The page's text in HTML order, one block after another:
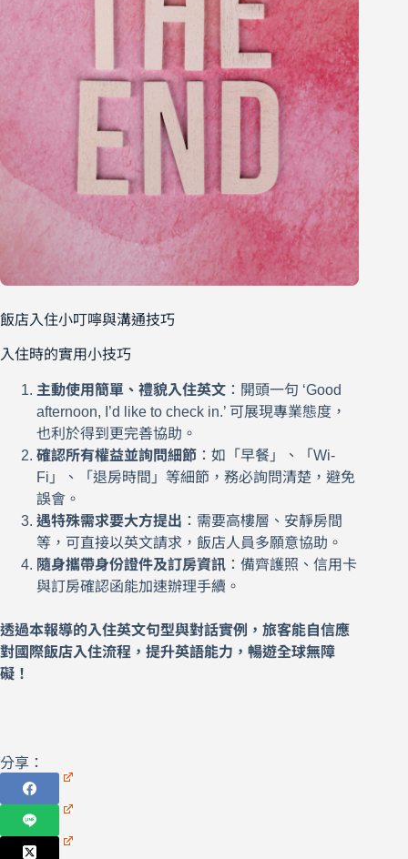
飯店入住小叮嚀與溝通技巧
入住時的實用小技巧
主動使用簡單、禮貌入住英文 ：開頭一句 ‘Good
afternoon, I’d like to check in.’ 可展現專業態度，
也利於得到更完善協助。
確認所有權益並詢問細節 ：如「早餐」、「Wi-
Fi」、「退房時間」等細節，務必詢問清楚，避免
誤會。
遇特殊需求要大方提出 ：需要高樓層、安靜房間
等，可直接以英文請求，飯店人員多願意協助。
隨身攜帶身份證件及訂房資訊 ：備齊護照、信用卡
與訂房確認函能加速辦理手續。
透過本報導的入住英文句型與對話實例，旅客能自信應
對國際飯店入住流程，提升英語能力，暢遊全球無障
礙！
分享：